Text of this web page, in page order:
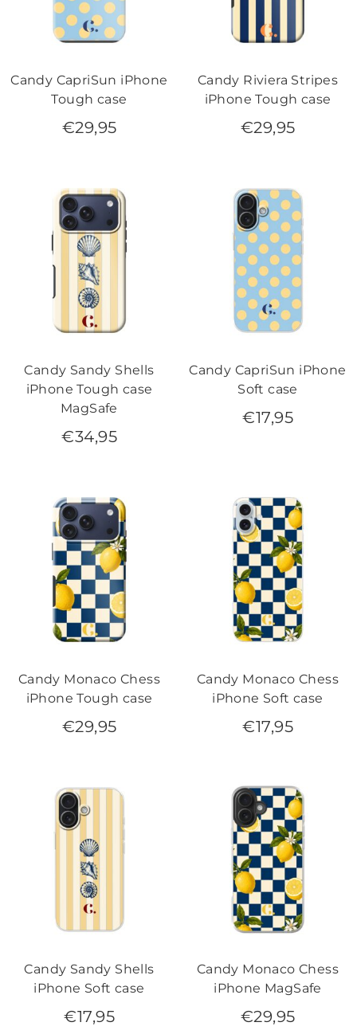
Candy CapriSun iPhone
Tough case
€29,95
Candy Riviera Stripes
iPhone Tough case
€29,95
Candy Sandy Shells
iPhone Tough case
MagSafe
€34,95
Candy CapriSun iPhone
Soft case
€17,95
Candy Monaco Chess
iPhone Tough case
€29,95
Candy Monaco Chess
iPhone Soft case
€17,95
Candy Sandy Shells
iPhone Soft case
€17,95
Candy Monaco Chess
iPhone MagSafe
€29,95